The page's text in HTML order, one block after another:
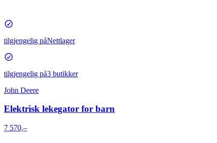
tilgjengelig påNettlager
tilgjengelig på3 butikker
John Deere
Elektrisk lekegator for barn
7 570,–